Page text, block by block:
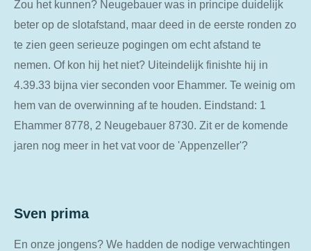
Zou het kunnen? Neugebauer was in principe duidelijk
beter op de slotafstand, maar deed in de eerste ronden zo
te zien geen serieuze pogingen om echt afstand te
nemen. Of kon hij het niet? Uiteindelijk finishte hij in
4.39.33 bijna vier seconden voor Ehammer. Te weinig om
hem van de overwinning af te houden. Eindstand: 1
Ehammer 8778, 2 Neugebauer 8730. Zit er de komende
jaren nog meer in het vat voor de 'Appenzeller'?
Sven prima
En onze jongens? We hadden de nodige verwachtingen